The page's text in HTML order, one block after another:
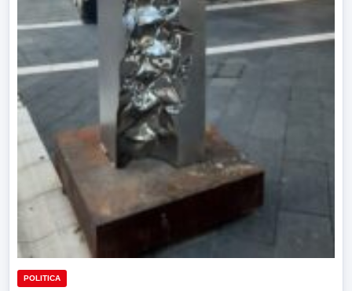
POLITICA